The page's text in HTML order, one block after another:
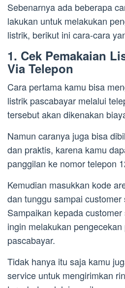
Sebenarnya ada beberapa
lakukan untuk melakukan
listrik, berikut ini cara-cara
1. Cek Pemakaian
Via Telepon
Cara pertama kamu bisa
listrik pascabayar melalui
tersebut akan dikenakan
Namun caranya juga bisa
dan praktis, karena kamu
panggilan ke nomor telepon
Kemudian masukkan kode
dan tunggu sampai
Sampaikan kepada
ingin melakukan
pascabayar.
Tidak hanya itu saja kamu
service untuk mengirimkan